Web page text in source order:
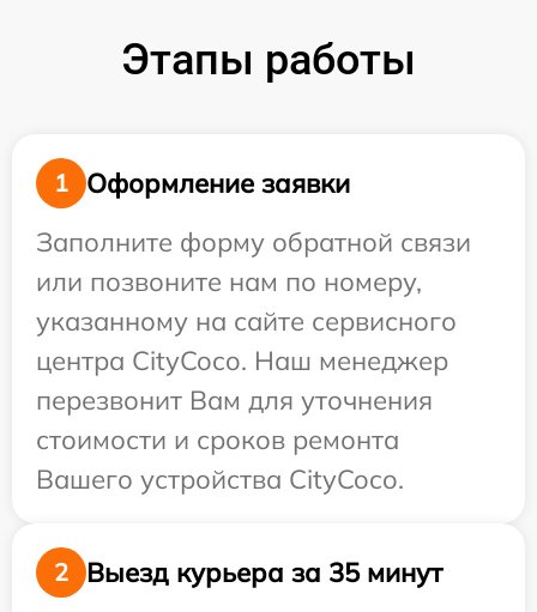
Этапы работы
1
Оформление заявки
Заполните форму обратной связи
или позвоните нам по номеру,
указанному на сайте сервисного
центра CityCoco. Наш менеджер
перезвонит Вам для уточнения
стоимости и сроков ремонта
Вашего устройства CityCoco.
2 Выезд курьера за 35 минут